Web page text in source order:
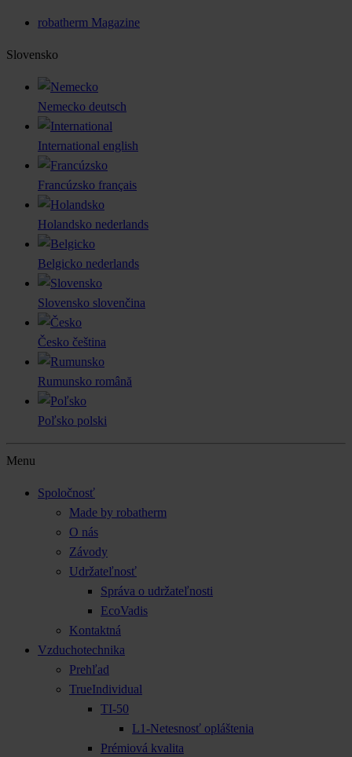
robatherm Magazine
Slovensko
Nemecko deutsch
International english
Francúzsko français
Holandsko nederlands
Belgicko nederlands
Slovensko slovenčina
Česko čeština
Rumunsko română
Poľsko polski
Menu
Spoločnosť
Made by robatherm
O nás
Závody
Udržateľnosť
Správa o udržateľnosti
EcoVadis
Kontaktná
Vzduchotechnika
Prehľad
TrueIndividual
TI-50
L1-Netesnosť opláštenia
Prémiová kvalita